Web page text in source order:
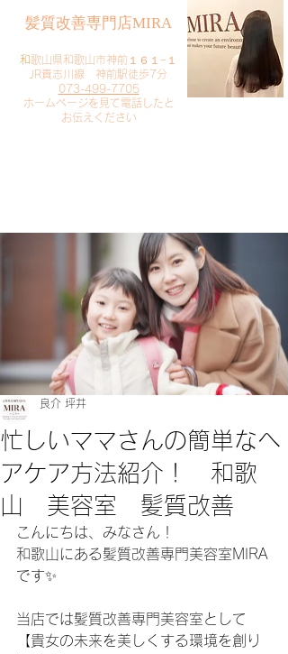
​髪質改善専門店MIRA
​和歌山県和歌山市神前１６１−１
JR貴志川線 神前駅徒歩7分
073-499-7705
​ホームページを見て電話したと
お伝えください
忙しいママさんの簡単なヘ
アケア方法紹介！ 和歌
山 美容室 髪質改善
良介 坪井
こんにちは、みなさん！
和歌山にある髪質改善専門美容室MIRA
です✨
当店では髪質改善専門美容室として
【貴女の未来を美しくする環境を創り